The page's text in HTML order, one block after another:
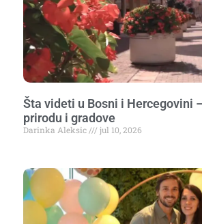
Šta videti u Bosni i Hercegovini
prirodu i gradove
Darinka Aleksic jul 10, 2026